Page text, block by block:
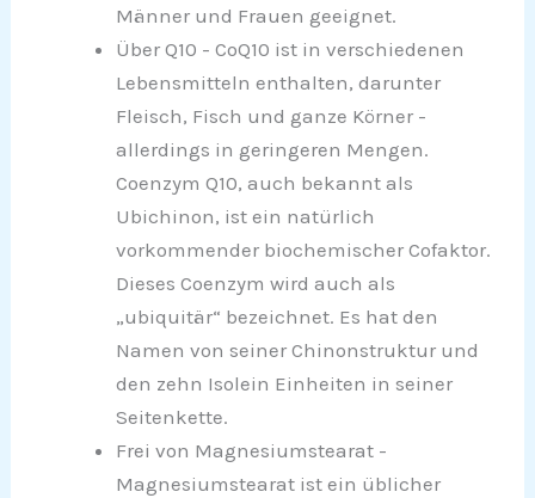
Männer und Frauen geeignet.
Über Q10 - CoQ10 ist in verschiedenen
Lebensmitteln enthalten, darunter
Fleisch, Fisch und ganze Körner -
allerdings in geringeren Mengen.
Coenzym Q10, auch bekannt als
Ubichinon, ist ein natürlich
vorkommender biochemischer Cofaktor.
Dieses Coenzym wird auch als
„ubiquitär“ bezeichnet. Es hat den
Namen von seiner Chinonstruktur und
den zehn Isolein Einheiten in seiner
Seitenkette.
Frei von Magnesiumstearat -
Magnesiumstearat ist ein üblicher